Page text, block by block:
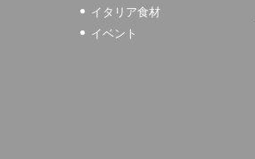
イタリア食材
イベント